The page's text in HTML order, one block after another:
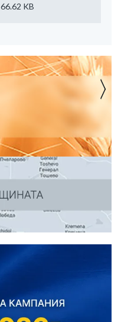
66.62 KB